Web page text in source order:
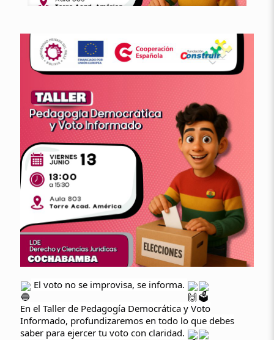
El voto no se improvisa, se informa.
En el Taller de Pedagogía Democrática y Voto
Informado, profundizaremos en todo lo que debes
saber para ejercer tu voto con claridad.